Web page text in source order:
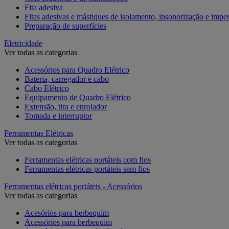
Fita adesiva
Fitas adesivas e mástiques de isolamento, insonorização e
Preparação de superfícies
Eletricidade
Ver todas as categorias
Acessórios para Quadro Elétrico
Bateria, carregador e cabo
Cabo Elétrico
Equipamento de Quadro Elétrico
Extensão, tira e enrolador
Tomada e interruptor
Ferramentas Elétricas
Ver todas as categorias
Ferramentas elétricas portáteis com fios
Ferramentas elétricas portáteis sem fios
Ferramentas elétricas portáteis - Acessórios
Ver todas as categorias
Acesórios para berbequim
Acessórios para berbequim